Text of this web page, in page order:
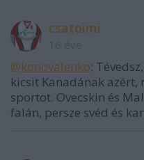
csatoimi
@konovalenko:
kicsit Kanadának
sportot. Ovecskin és
falán, persze svéd és